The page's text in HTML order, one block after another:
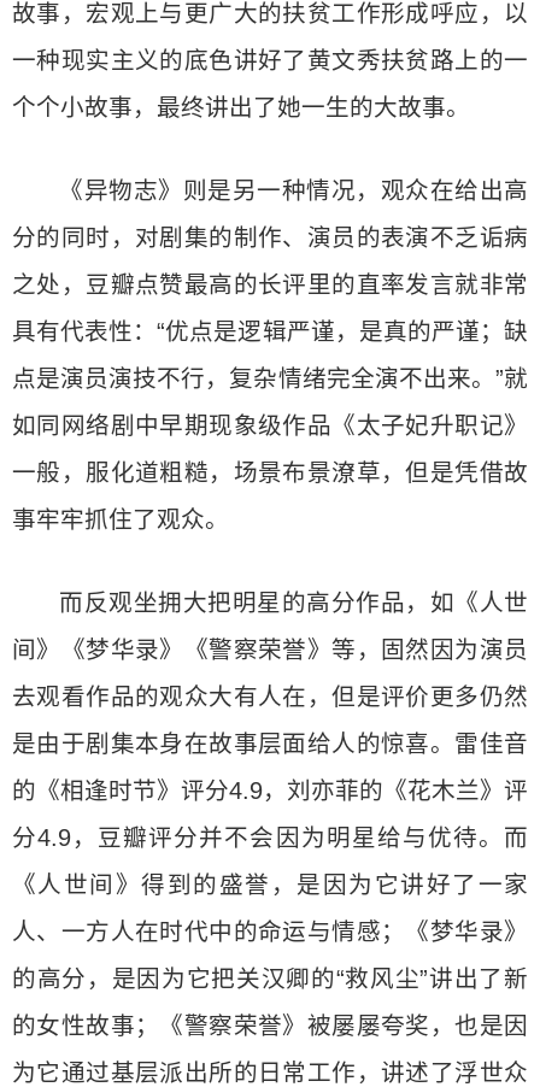
故事，宏观上与更广大的扶贫工作形成呼应，以
一种现实主义的底色讲好了黄文秀扶贫路上的一
个个小故事，最终讲出了她一生的大故事。
《异物志》则是另一种情况，观众在给出高
分的同时，对剧集的制作、演员的表演不乏诟病
之处，豆瓣点赞最高的长评里的直率发言就非常
具有代表性：“优点是逻辑严谨，是真的严谨；缺
点是演员演技不行，复杂情绪完全演不出来。”就
如同网络剧中早期现象级作品《太子妃升职记》
一般，服化道粗糙，场景布景潦草，但是凭借故
事牢牢抓住了观众。
而反观坐拥大把明星的高分作品，如《人世
间》《梦华录》《警察荣誉》等，固然因为演员
去观看作品的观众大有人在，但是评价更多仍然
是由于剧集本身在故事层面给人的惊喜。雷佳音
的《相逢时节》评分4.9，刘亦菲的《花木兰》评
分4.9，豆瓣评分并不会因为明星给与优待。而
《人世间》得到的盛誉，是因为它讲好了一家
人、一方人在时代中的命运与情感；《梦华录》
的高分，是因为它把关汉卿的“救风尘”讲出了新
的女性故事；《警察荣誉》被屡屡夸奖，也是因
为它通过基层派出所的日常工作，讲述了浮世众